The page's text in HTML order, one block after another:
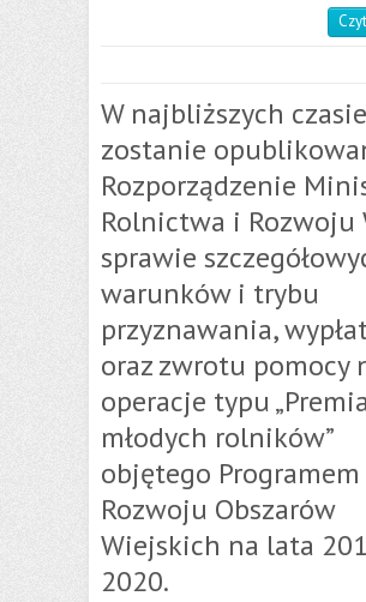
W najbliższych czasie
zostanie
Rozporządzenie
Rolnictwa i Rozwoju
sprawie
warunków i trybu
przyznawania,
oraz zwrotu pomocy
operacje typu
młodych rolników”
objętego Programem
Rozwoju Obszarów
Wiejskich na lata
2020.